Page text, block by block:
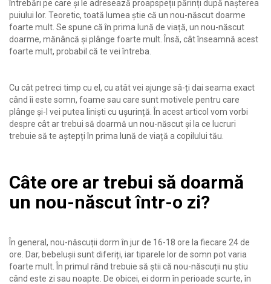
întrebări pe care și le adresează proapspeții părinți după nașterea
puiului lor. Teoretic, toată lumea știe că un nou-născut doarme
foarte mult. Se spune că în prima lună de viață, un nou-născut
doarme, mănâncă și plânge foarte mult. Însă, cât înseamnă acest
foarte mult, probabil că te vei întreba.
Cu cât petreci timp cu el, cu atât vei ajunge sâ-ți dai seama exact
când îi este somn, foame sau care sunt motivele pentru care
plânge și-l vei putea liniști cu ușurință. În acest articol vom vorbi
despre cât ar trebui să doarmă un nou-născut și la ce lucruri
trebuie să te aștepți în prima lună de viață a copilului tău.
Câte ore ar trebui să doarmă
un nou-născut într-o zi?
În general, nou-născuții dorm în jur de 16-18 ore la fiecare 24 de
ore. Dar, bebelușii sunt diferiți, iar tiparele lor de somn pot varia
foarte mult. În primul rând trebuie să știi că nou-născuții nu știu
când este zi sau noapte. De obicei, ei dorm în perioade scurte, în